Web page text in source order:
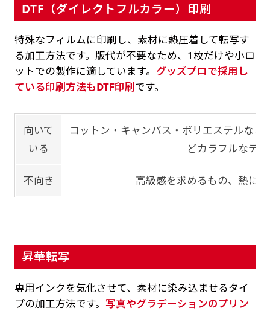
DTF（ダイレクトフルカラー）印刷
特殊なフィルムに印刷し、素材に熱圧着して転写す
る加工方法です。版代が不要なため、1枚だけや小ロ
ットでの製作に適しています。 グッズプロで採用し
ている印刷方法もDTF印刷です。
向いて
いる
コットン・キャンバス・ポリエステルな
どカラフルなデ
不向き 高級感を求めるもの、熱に
昇華転写
専用インクを気化させて、素材に染み込ませるタイ
プの加工方法です。 写真やグラデーションのプリン